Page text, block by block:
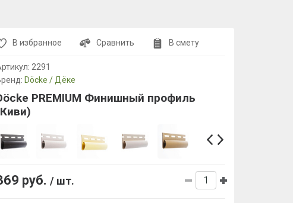
В избранное Сравнить В смету
2291
Döcke / Дёке
PREMIUM Финишный профиль
руб. / шт.